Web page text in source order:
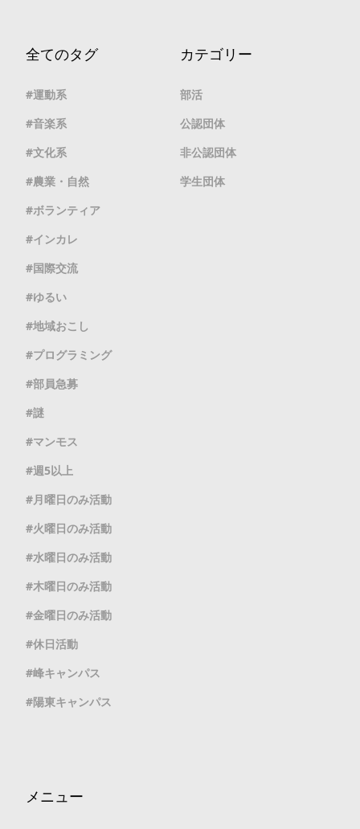
全てのタグ
運動系
音楽系
文化系
農業・自然
ボランティア
インカレ
国際交流
ゆるい
地域おこし
プログラミング
部員急募
謎
マンモス
週5以上
月曜日のみ活動
火曜日のみ活動
水曜日のみ活動
木曜日のみ活動
金曜日のみ活動
休日活動
峰キャンパス
陽東キャンパス
カテゴリー
部活
公認団体
非公認団体
学生団体
メニュー